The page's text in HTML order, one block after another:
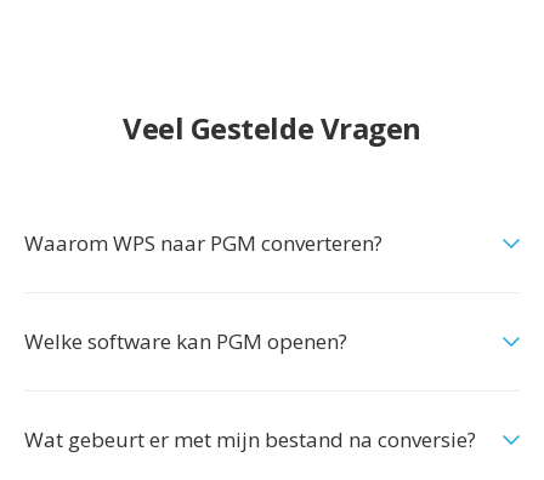
Veel Gestelde Vragen
Waarom WPS naar PGM converteren?
Welke software kan PGM openen?
Wat gebeurt er met mijn bestand na conversie?